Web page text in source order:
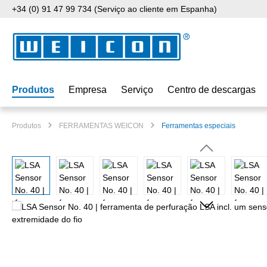
o conteúdo principal
Saltar para a pesquisa
Saltar para a navegação principal
+34 (0) 91 47 99 734 (Serviço ao cliente em Espanha)
Produtos Empresa Serviço Centro de descargas
Produtos FERRAMENTAS WEICON Ferramentas especiais
Ignorar galeria de imagens